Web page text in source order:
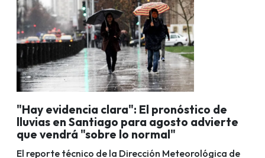
"Hay evidencia clara": El pronóstico de
lluvias en Santiago para agosto advierte
que vendrá "sobre lo normal"
El reporte técnico de la Dirección Meteorológica de